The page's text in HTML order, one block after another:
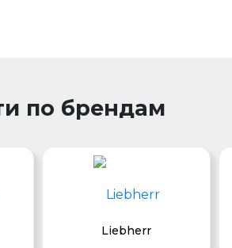
по брендам
Liebherr